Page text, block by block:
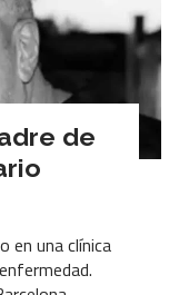
de
en una clínica